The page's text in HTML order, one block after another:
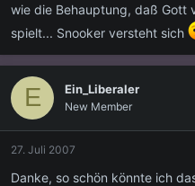
wie die Behauptung, daß Gott
spielt... Snooker versteht sich
E Ein_Liberaler
New Member
27. Juli 2007
Danke, so schön könnte ich